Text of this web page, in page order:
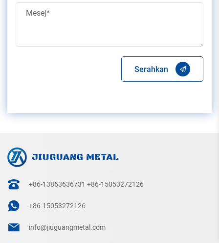
Serahkan
+86-13863636731 +86-15053272126
+86-15053272126
info@jiuguangmetal.com